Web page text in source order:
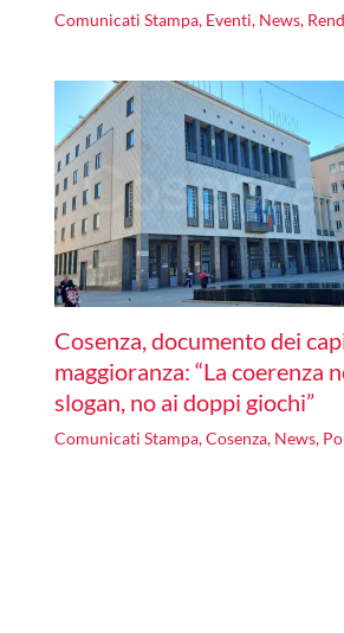
Comunicati Stampa, Eventi, News,
Cosenza, documento dei
maggioranza: “La coerenza
slogan, no ai doppi giochi”
Comunicati Stampa,Cosenza, News,